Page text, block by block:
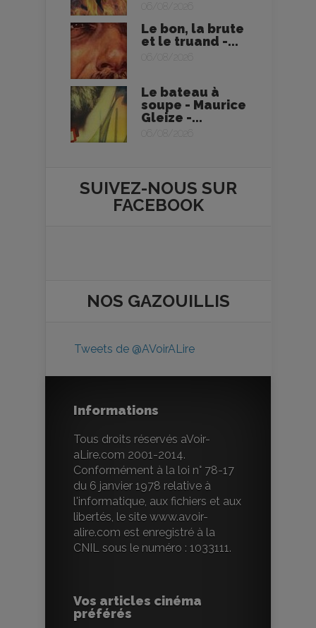
06/08/2026
Le bon, la brute
et le truand -...
06/08/2026
Le bateau à
soupe - Maurice
Gleize -...
06/08/2026
SUIVEZ-NOUS SUR
FACEBOOK
NOS GAZOUILLIS
Tweets de @AVoirALire
Informations
Tous droits réservés aVoir-
aLire.com 2001-2014.
Conformément à la loi n° 78-17
du 6 janvier 1978 relative à
l'informatique, aux fichiers et aux
libertés, le site www.avoir-
alire.com est enregistré à la
CNIL sous le numéro : 1033111.
Vos articles cinéma
préférés